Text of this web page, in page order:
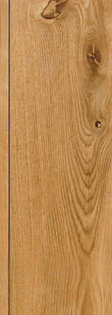
отпускГлава 8
ее последствия:
ЧиакуллиКак
Первая война
коллективной
9 Истоки второй
1982
Эпизод первый –
1970)Духовный
ВиталеСмерть
Пеппино
пицце»Банкиры,
инспекторы и
корлеонцев:
Накануне Mattanza
10 Terra infidelium:
Добродетельное
трупыНаблюдая за
«максипроцесса» и
последствияГлава
Террористические
«погружение»:
Капачи«Дядюшка
по рекламеГлава
призраки: хроники
лета 2003 г...